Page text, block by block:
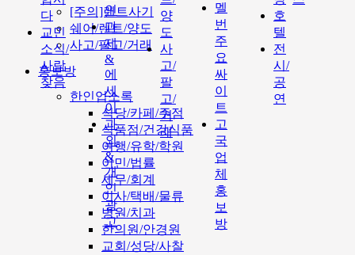
[주의]랜트사기
쉐어/렌트/양도
사고/팔고/거래
홍보방
한인업소록
식당/카페/주점
식품점/건강식품
여행/유학/학원
이민/법률
세무/회계
이사/택배/물류
병원/치과
한의원/안경원
교회/성당/사찰
다
교민
소식/
사람
찾음
인
과
제
&
에
세
이
과
외
&
개
인
광
고
양
도
사
고/
팔
고/
거
래
멜
번
주
요
싸
이
트
고
국
업
체
홍
보
방
호
텔
전
시/
공
연